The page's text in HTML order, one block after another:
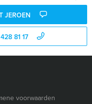
JEROEN
81 17
voorwaarden